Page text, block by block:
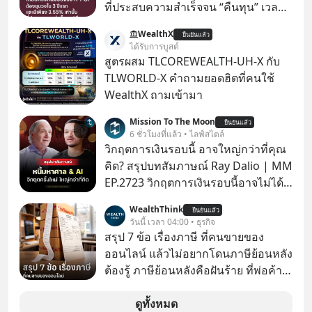
ที่ประสบความสำเร็จจน “คืนทุน” เวลา
เห็นภาพความสำเร็จที่หรูหรา คอนเสิร์ต
สเกลใหญ่ระดับสเตเดียม และยอดขา
ยอัลบัมถล่มทลายจากวงตัวท็อปอย่าง
BTS, BLACKPINK หรือ SEVENTEEN
WealthX ยืนยันแล้ว
ได้รับการบูสต์
สูตรผสม TLCOREWEALTH-UH-X กับ
TLWORLD-X คำถามยอดฮิตที่คนใช้
WealthX ถามเข้ามา
Mission To The Moon ยืนยันแล้ว
6 ชั่วโมงที่แล้ว • ไลฟ์สไตล์
วิกฤตการเงินรอบนี้ อาจใหญ่กว่าที่คุณ
คิด? สรุปบทสัมภาษณ์ Ray Dalio | MM
EP.2723 วิกฤตการเงินรอบนี้อาจไม่ได้
Dalio ชายผู้เคยทำนายวิกฤตเศรษฐกิจ
มาแล้วหลายต่อหลายครั้ง ออกมาส่ง
สัญญาณเตือนระเบิดเวลาลูกใหม่ที่
กำลังก่อตัวขึ้น จาก "ระเบิดหนี้สิน
มหาศาล" ผสานเข้ากับ "ฟองสบู่กระแส
AI" ที่ผู้คนกำลังแห่ไล่ราคาอย่างบ้าคลั่ง
WealthThink ยืนยันแล้ว
วันนี้ เวลา 04:00 • ธุรกิจ
สรุป 7 ข้อ เรื่องภาษี ที่คนขายของ
ออนไลน์ แล้วไม่อยากโดนภาษีย้อนหลัง
ต้องรู้ ภาษีย้อนหลังคือฝันร้าย ที่พ่อค้า
ดูทั้งหมด